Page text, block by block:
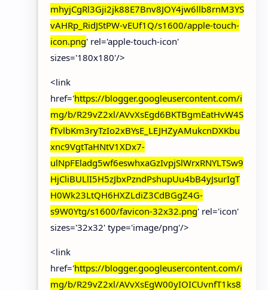
mhyjCgRl3Gji2jk88E7Bnv8JOY4jw6llb8rnM3YS
vAHRp_RidJStPW-vEUf1Q/s1600/apple-touch-
icon.png' rel='apple-touch-icon'
sizes='180x180'/>
<link
href='https://blogger.googleusercontent.com/i
mg/b/R29vZ2xl/AVvXsEgd6BKTBgmEatHvW4S
fTvlbKm3ryTzIo2xBYsE_LEJHZyAMukcnDXKbu
xnc9VgtTaHNtV1XDx7-
ulNpFEladg5wf6eswhxaGzIvpjSlWrxRNYLTSw9
HjCliBULlI5H5zJbxPzndPshupUu4bB4yJsurIgT
H0Wk23LtQH6HXZLdiZ3CdBGgZ4G-
s9W0Ytg/s1600/favicon-32x32.png' rel='icon'
sizes='32x32' type='image/png'/>
<link
href='https://blogger.googleusercontent.com/i
mg/b/R29vZ2xl/AVvXsEgW00yIOICUvnfT1ks8